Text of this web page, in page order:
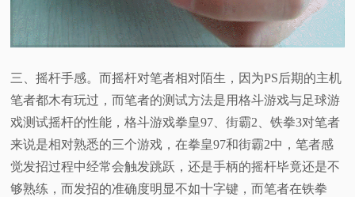
三、摇杆手感。而摇杆对笔者相对陌生，因为PS后期的主机
笔者都木有玩过，而笔者的测试方法是用格斗游戏与足球游
戏测试摇杆的性能，格斗游戏拳皇97、街霸2、铁拳3对笔者
来说是相对熟悉的三个游戏，在拳皇97和街霸2中，笔者感
觉发招过程中经常会触发跳跃，还是手柄的摇杆毕竟还是不
够熟练，而发招的准确度明显不如十字键，而笔者在铁拳